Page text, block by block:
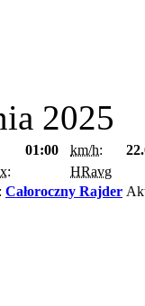
2025
01:00 km/h:
HRavg
Całoroczny Rajder